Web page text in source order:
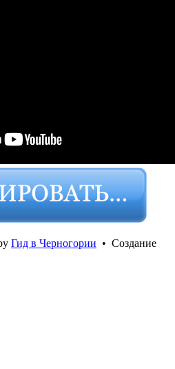
Гид в Черногории • Создание